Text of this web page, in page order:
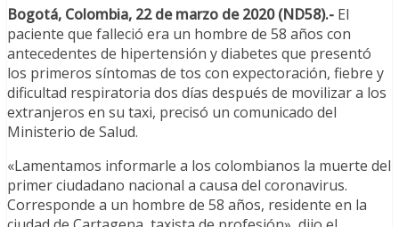
Bogotá, Colombia, 22 de marzo de 2020 (ND58).- El
paciente que falleció era un hombre de 58 años con
antecedentes de hipertensión y diabetes que presentó
los primeros síntomas de tos con expectoración, fiebre y
dificultad respiratoria dos días después de movilizar a los
extranjeros en su taxi, precisó un comunicado del
Ministerio de Salud.
«Lamentamos informarle a los colombianos la muerte del
primer ciudadano nacional a causa del coronavirus.
Corresponde a un hombre de 58 años, residente en la